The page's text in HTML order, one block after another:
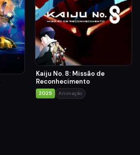
Kaiju No. 8: Missão de
Reconhecimento
2025 Animação